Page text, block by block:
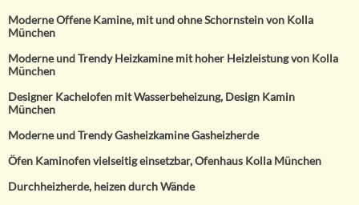
Moderne Offene Kamine, mit und ohne Schornstein von Kolla
München
Moderne und Trendy Heizkamine mit hoher Heizleistung von Kolla
München
Designer Kachelofen mit Wasserbeheizung, Design Kamin
München
Moderne und Trendy Gasheizkamine Gasheizherde
Öfen Kaminofen vielseitig einsetzbar, Ofenhaus Kolla München
Durchheizherde, heizen durch Wände